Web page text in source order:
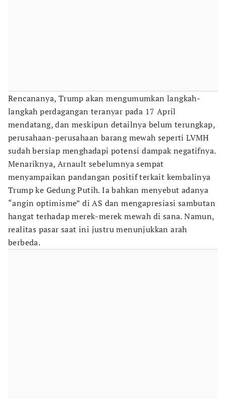
Rencananya, Trump akan mengumumkan langkah-
langkah perdagangan teranyar pada 17 April
mendatang, dan meskipun detailnya belum terungkap,
perusahaan-perusahaan barang mewah seperti LVMH
sudah bersiap menghadapi potensi dampak negatifnya.
Menariknya, Arnault sebelumnya sempat
menyampaikan pandangan positif terkait kembalinya
Trump ke Gedung Putih. Ia bahkan menyebut adanya
“angin optimisme” di AS dan mengapresiasi sambutan
hangat terhadap merek-merek mewah di sana. Namun,
realitas pasar saat ini justru menunjukkan arah
berbeda.